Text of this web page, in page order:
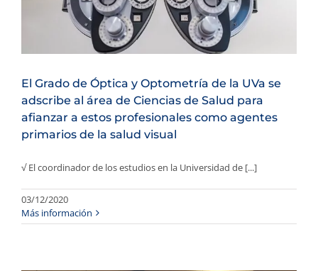
El Grado de Óptica y Optometría de la UVa se
adscribe al área de Ciencias de Salud para
afianzar a estos profesionales como agentes
primarios de la salud visual
√ El coordinador de los estudios en la Universidad de [...]
03/12/2020
Más información